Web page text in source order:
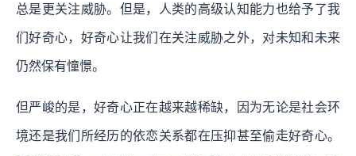
总是更关注威胁。但是，人类的高级认知能力也给予了我
们好奇心，好奇心让我们在关注威胁之外，对未知和未来
仍然保有憧憬。
但严峻的是，好奇心正在越来越稀缺，因为无论是社会环
境还是我们所经历的依恋关系都在压抑甚至偷走好奇心。